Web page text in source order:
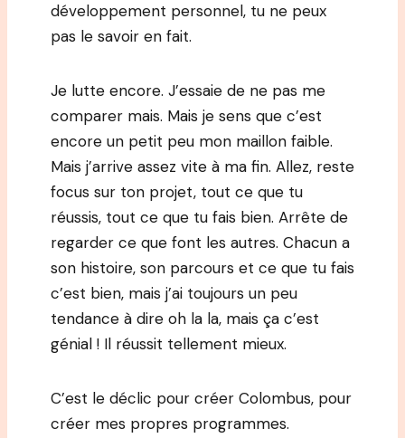
développement personnel, tu ne peux
pas le savoir en fait.
Je lutte encore. J’essaie de ne pas me
comparer mais. Mais je sens que c’est
encore un petit peu mon maillon faible.
Mais j’arrive assez vite à ma fin. Allez, reste
focus sur ton projet, tout ce que tu
réussis, tout ce que tu fais bien. Arrête de
regarder ce que font les autres. Chacun a
son histoire, son parcours et ce que tu fais
c’est bien, mais j’ai toujours un peu
tendance à dire oh la la, mais ça c’est
génial ! Il réussit tellement mieux.
C’est le déclic pour créer Colombus, pour
créer mes propres programmes.